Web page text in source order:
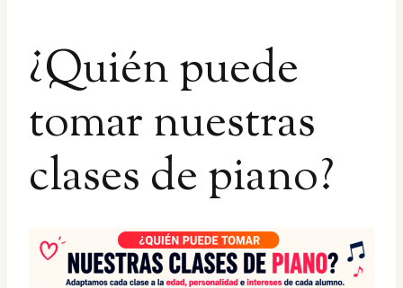
¿Quién puede
tomar nuestras
clases de piano?